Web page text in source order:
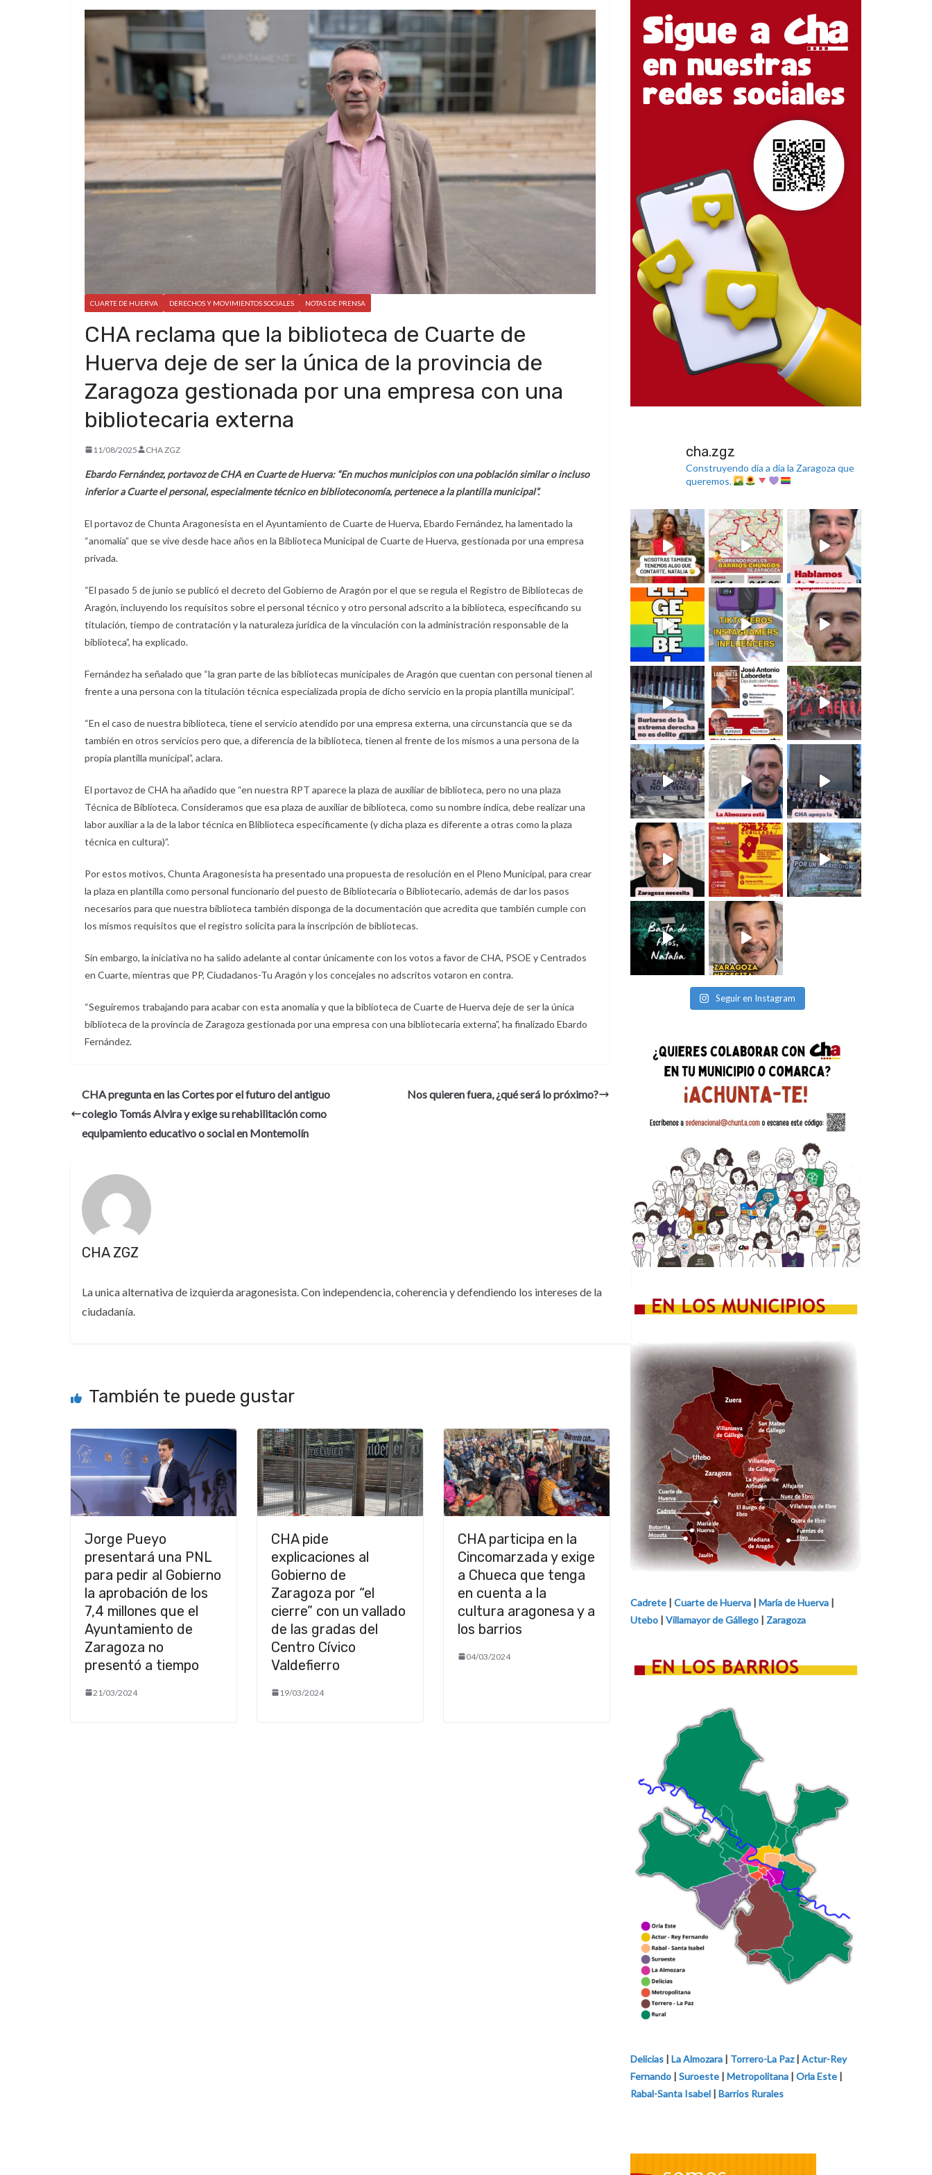
CUARTE DE HUERVA DERECHOS Y MOVIMIENTOS SOCIALES NOTAS DE PRENSA
CHA reclama que la biblioteca de Cuarte de
Huerva deje de ser la única de la provincia de
Zaragoza gestionada por una empresa con una
bibliotecaria externa
11/08/2025 CHA ZGZ
Ebardo Fernández, portavoz de CHA en Cuarte de Huerva: “En muchos municipios con una población similar o incluso
inferior a Cuarte el personal, especialmente técnico en biblioteconomía, pertenece a la plantilla municipal”.
El portavoz de Chunta Aragonesista en el Ayuntamiento de Cuarte de Huerva, Ebardo Fernández, ha lamentado la
“anomalía” que se vive desde hace años en la Biblioteca Municipal de Cuarte de Huerva, gestionada por una empresa
privada.
“El pasado 5 de junio se publicó el decreto del Gobierno de Aragón por el que se regula el Registro de Bibliotecas de
Aragón, incluyendo los requisitos sobre el personal técnico y otro personal adscrito a la biblioteca, especificando su
titulación, tiempo de contratación y la naturaleza jurídica de la vinculación con la administración responsable de la
biblioteca”, ha explicado.
Fernández ha señalado que “la gran parte de las bibliotecas municipales de Aragón que cuentan con personal tienen al
frente a una persona con la titulación técnica especializada propia de dicho servicio en la propia plantilla municipal”.
“En el caso de nuestra biblioteca, tiene el servicio atendido por una empresa externa, una circunstancia que se da
también en otros servicios pero que, a diferencia de la biblioteca, tienen al frente de los mismos a una persona de la
propia plantilla municipal”, aclara.
El portavoz de CHA ha añadido que “en nuestra RPT aparece la plaza de auxiliar de biblioteca, pero no una plaza
Técnica de Biblioteca. Consideramos que esa plaza de auxiliar de biblioteca, como su nombre indica, debe realizar una
labor auxiliar a la de la labor técnica en Bliblioteca específicamente (y dicha plaza es diferente a otras como la plaza
técnica en cultura)”.
Por estos motivos, Chunta Aragonesista ha presentado una propuesta de resolución en el Pleno Municipal, para crear
la plaza en plantilla como personal funcionario del puesto de Bibliotecaria o Bibliotecario, además de dar los pasos
necesarios para que nuestra biblioteca también disponga de la documentación que acredita que también cumple con
los mismos requisitos que el registro solicita para la inscripción de bibliotecas.
Sin embargo, la iniciativa no ha salido adelante al contar únicamente con los votos a favor de CHA, PSOE y Centrados
en Cuarte, mientras que PP, Ciudadanos-Tu Aragón y los concejales no adscritos votaron en contra.
“Seguiremos trabajando para acabar con esta anomalía y que la biblioteca de Cuarte de Huerva deje de ser la única
biblioteca de la provincia de Zaragoza gestionada por una empresa con una bibliotecaria externa”, ha finalizado Ebardo
Fernández.
CHA pregunta en las Cortes por el futuro del antiguo
colegio Tomás Alvira y exige su rehabilitación como
equipamiento educativo o social en Montemolín
Nos quieren fuera, ¿qué será lo próximo?
CHA ZGZ
La unica alternativa de izquierda aragonesista. Con independencia, coherencia y defendiendo los intereses de la
ciudadanía.
También te puede gustar
Jorge Pueyo
presentará una PNL
para pedir al Gobierno
la aprobación de los
7,4 millones que el
Ayuntamiento de
Zaragoza no
presentó a tiempo
21/03/2024
CHA pide
explicaciones al
Gobierno de
Zaragoza por “el
cierre” con un vallado
de las gradas del
Centro Cívico
Valdefierro
19/03/2024
CHA participa en la
Cincomarzada y exige
a Chueca que tenga
en cuenta a la
cultura aragonesa y a
los barrios
04/03/2024
cha.zgz
Construyendo día a día la Zaragoza que
queremos.
Seguir en Instagram
Cadrete | Cuarte de Huerva | María de Huerva |
Utebo | Villamayor de Gállego | Zaragoza
Delicias | La Almozara | Torrero-La Paz| Actur-Rey
Fernando | Suroeste | Metropolitana | Orla Este |
Rabal-Santa Isabel | Barrios Rurales